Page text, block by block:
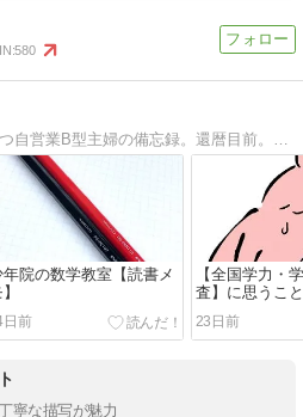
580
年院の数学教室【読書メ
日前
【全国学力・
査】に思うこ
23日前
寧な描写が魅力